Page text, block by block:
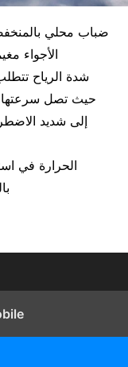
ضباب محلي
الأجواء
شدة الرياح
إلى شديد